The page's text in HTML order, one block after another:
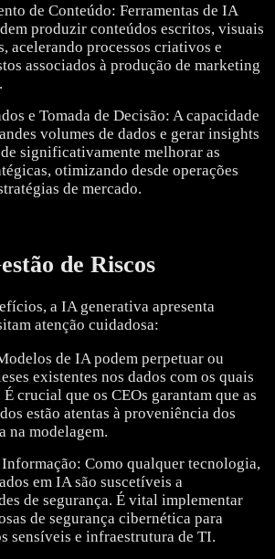
de Conteúdo: Ferramentas de IA
produzir conteúdos escritos, visuais
acelerando processos criativos e
associados à produção de marketing
e Tomada de Decisão: A capacidade
volumes de dados e gerar insights
significativamente melhorar as
otimizando desde operações
de mercado.
de Riscos
a IA generativa apresenta
atenção cuidadosa:
de IA podem perpetuar ou
existentes nos dados com os quais
crucial que os CEOs garantam que as
estão atentas à proveniência dos
na modelagem.
Informação: Como qualquer tecnologia,
em IA são suscetíveis a
de segurança. É vital implementar
de segurança cibernética para
sensíveis e infraestrutura de TI.